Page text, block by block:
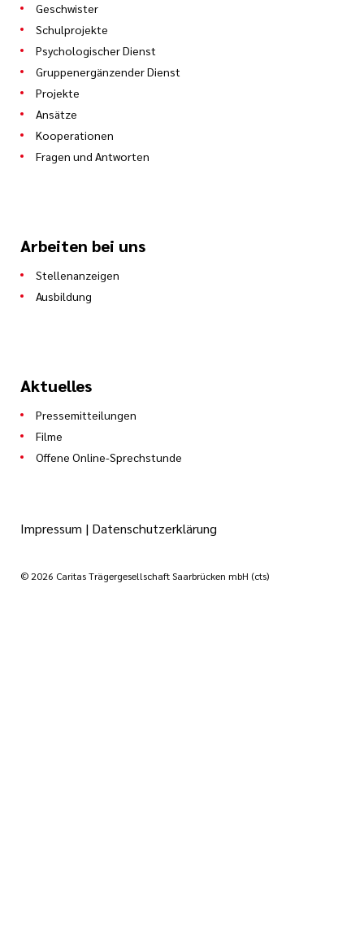
Geschwister
Schulprojekte
Psychologischer Dienst
Gruppenergänzender Dienst
Projekte
Ansätze
Kooperationen
Fragen und Antworten
Arbeiten bei uns
Stellenanzeigen
Ausbildung
Aktuelles
Pressemitteilungen
Filme
Offene Online-Sprechstunde
© 2026 Caritas Trägergesellschaft Saarbrücken mbH (cts)
Impressum | Datenschutzerklärung